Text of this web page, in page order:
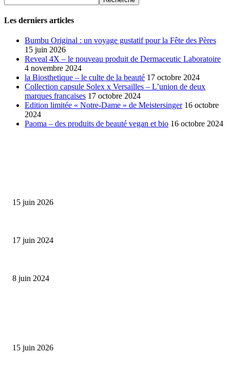
Les derniers articles
Bumbu Original : un voyage gustatif pour la Fête des Pères
15 juin 2026
Reveal 4X – le nouveau produit de Dermaceutic Laboratoire
4 novembre 2024
la Biosthetique – le culte de la beauté 17 octobre 2024
Collection capsule Solex x Versailles – L’union de deux
marques françaises 17 octobre 2024
Edition limitée « Notre-Dame » de Meistersinger 16 octobre
2024
Paoma – des produits de beauté vegan et bio 16 octobre 2024
15 juin 2026
17 juin 2024
8 juin 2024
15 juin 2026